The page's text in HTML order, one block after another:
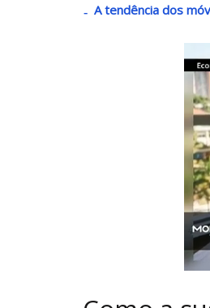
A tendência dos